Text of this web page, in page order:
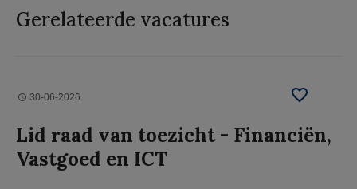
Gerelateerde vacatures
30-06-2026
Lid raad van toezicht - Financiën,
Vastgoed en ICT